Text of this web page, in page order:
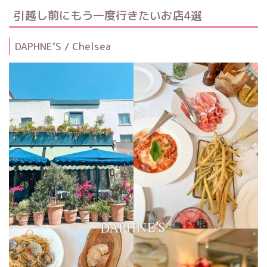
引越し前にもう一度行きたいお店4選
DAPHNE‘S / Chelsea